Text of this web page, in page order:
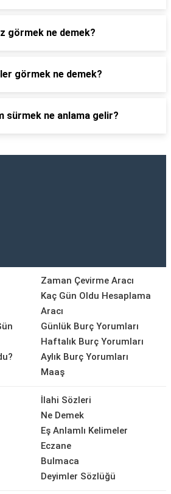
görmek ne demek?
görmek ne demek?
sürmek ne anlama gelir?
Zaman Çevirme Aracı
Kaç Gün Oldu Hesaplama
Aracı
Günlük Burç Yorumları
Haftalık Burç Yorumları
Aylık Burç Yorumları
Maaş
İlahi Sözleri
Ne Demek
Eş Anlamlı Kelimeler
Eczane
Bulmaca
Deyimler Sözlüğü